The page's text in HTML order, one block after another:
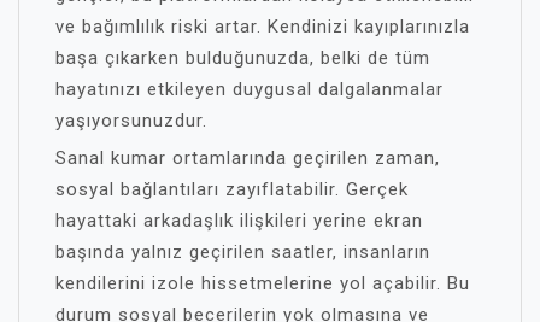
ve bağımlılık riski artar. Kendinizi kayıplarınızla
başa çıkarken bulduğunuzda, belki de tüm
hayatınızı etkileyen duygusal dalgalanmalar
yaşıyorsunuzdur.
Sanal kumar ortamlarında geçirilen zaman,
sosyal bağlantıları zayıflatabilir. Gerçek
hayattaki arkadaşlık ilişkileri yerine ekran
başında yalnız geçirilen saatler, insanların
kendilerini izole hissetmelerine yol açabilir. Bu
durum sosyal becerilerin yok olmasına ve